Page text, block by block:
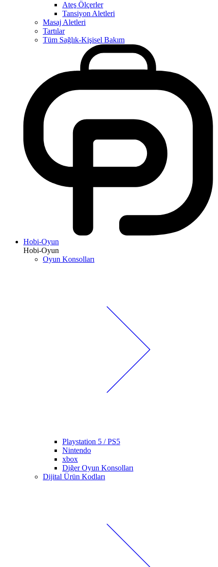
Ateş Ölçerler
Tansiyon Aletleri
Masaj Aletleri
Tartılar
Tüm Sağlık-Kişisel Bakım
Hobi-Oyun
Hobi-Oyun
Oyun Konsolları
Playstation 5 / PS5
Nintendo
xbox
Diğer Oyun Konsolları
Dijital Ürün Kodları